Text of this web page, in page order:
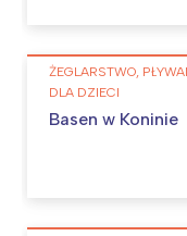
ŻEGLARSTWO,
DLA DZIECI
Basen w Koninie